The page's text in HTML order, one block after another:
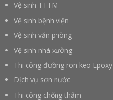
Vệ sinh TTTM
Vệ sinh bệnh viện
Vệ sinh văn phòng
Vệ sinh nhà xưởng
Thi công đường ron keo Epoxy
Dịch vụ sơn nước
Thi công chống thấm